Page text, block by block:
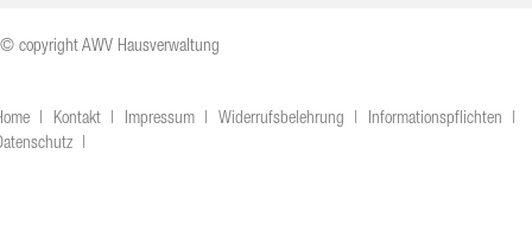
© copyright AWV Hausverwaltung
Kontakt Impressum Widerrufsbelehrung
Informationspflichten